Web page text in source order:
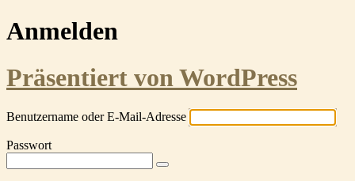
Anmelden
Präsentiert von WordPress
Benutzername oder E-Mail-Adresse
Passwort